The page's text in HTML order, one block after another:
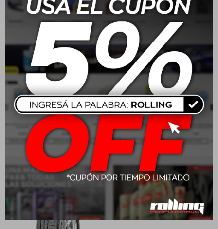
205/55R16 91V Goodyear
Eagle Sport 2
USD158,00
215/65 R16 102H
Wrangler Workhorse AT
USD 212,00